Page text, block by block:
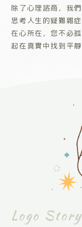
除了心理諮商，我
思考人生的疑難雜
在心所在，您不必
起在真實中找到平靜
Logo Story